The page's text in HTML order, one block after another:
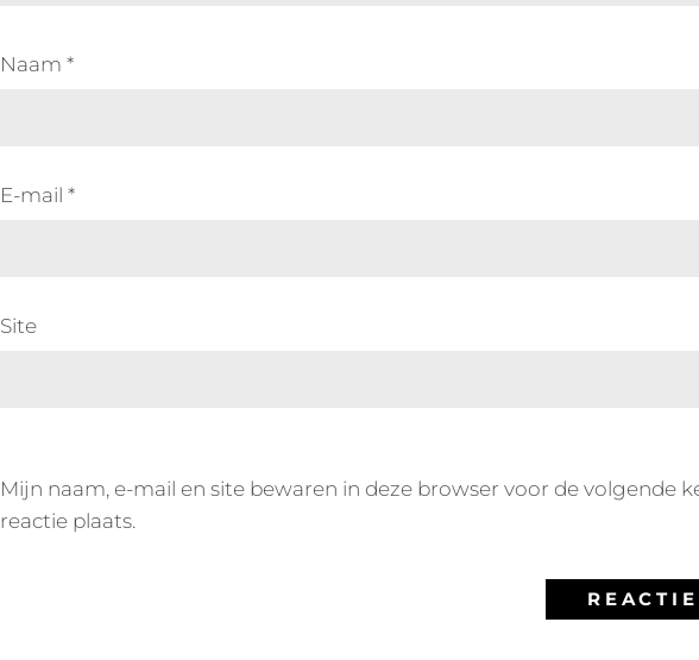
Naam *
E-mail *
Site
Mijn naam, e-mail en site bewaren in deze browser voor de volgende
reactie plaats.